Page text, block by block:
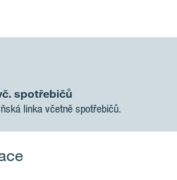
spotřebičů
linka včetně spotřebičů.